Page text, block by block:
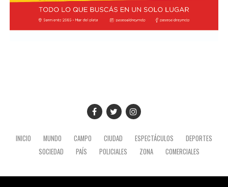
INICIO MUNDO CAMPO CIUDAD ESPECTÁCULOS
DEPORTES
SOCIEDAD
PAÍS POLICIALES ZONA COMERCIALES